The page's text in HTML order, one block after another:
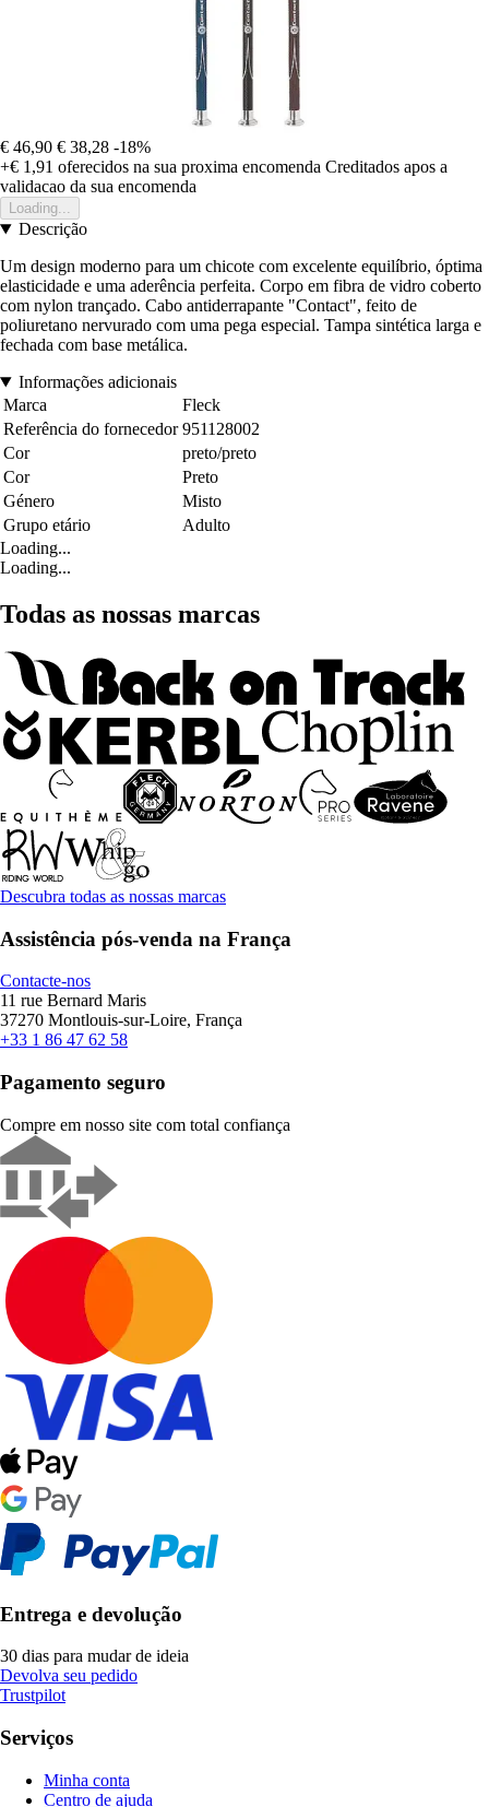
€ 46,90 € 38,28 -18%
+€ 1,91 oferecidos na sua proxima encomenda Creditados apos a
validacao da sua encomenda
Loading...
Descrição
Um design moderno para um chicote com excelente equilíbrio, óptima
elasticidade e uma aderência perfeita. Corpo em fibra de vidro coberto
com nylon trançado. Cabo antiderrapante "Contact", feito de
poliuretano nervurado com uma pega especial. Tampa sintética larga e
fechada com base metálica.
Informações adicionais
Marca
Fleck
Referência do fornecedor 951128002
Cor
preto/preto
Cor
Preto
Género
Misto
Grupo etário
Adulto
Loading...
Loading...
Todas as nossas marcas
Descubra todas as nossas marcas
Assistência pós-venda na França
Contacte-nos
11 rue Bernard Maris
37270 Montlouis-sur-Loire, França
+33 1 86 47 62 58
Pagamento seguro
Compre em nosso site com total confiança
Entrega e devolução
30 dias para mudar de ideia
Devolva seu pedido
Trustpilot
Serviços
Minha conta
Centro de ajuda